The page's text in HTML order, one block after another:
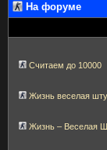
На форуме
Считаем до 10000
Жизнь веселая
Жизнь – Веселая